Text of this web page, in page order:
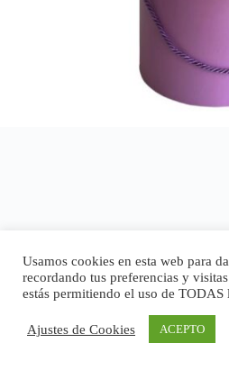
Usamos cookies en esta web para
recordando tus preferencias y
estás permitiendo el uso de TODAS
Ajustes de Cookies ACEPTO